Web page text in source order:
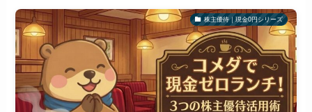
株主優待｜現金0円シリーズ